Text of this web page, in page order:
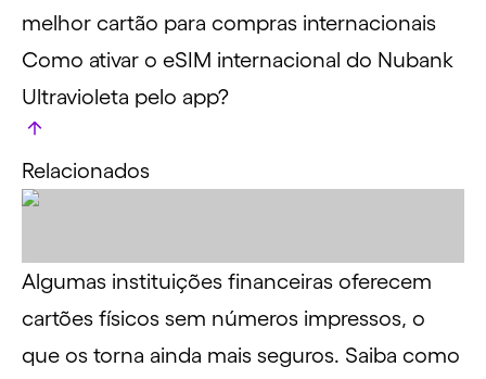
melhor cartão para compras internacionais
Como ativar o eSIM internacional do Nubank
Ultravioleta pelo app?
Relacionados
Algumas instituições financeiras oferecem
cartões físicos sem números impressos, o
que os torna ainda mais seguros. Saiba como